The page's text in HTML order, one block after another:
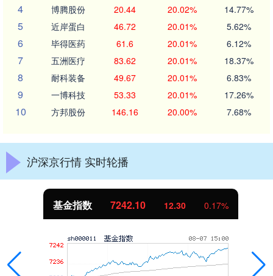
4 博腾股份 20.44 20.02% 14.77%
5 近岸蛋白 46.72 20.01% 5.62%
6 毕得医药 61.6 20.01% 6.12%
7 五洲医疗 83.62 20.01% 18.37%
8 耐科装备 49.67 20.01% 6.83%
9 一博科技 53.33 20.01% 17.26%
10 方邦股份 146.16 20.00% 7.68%
沪深京行情 实时轮播
基金指数 7242.10 12.30 0.17%